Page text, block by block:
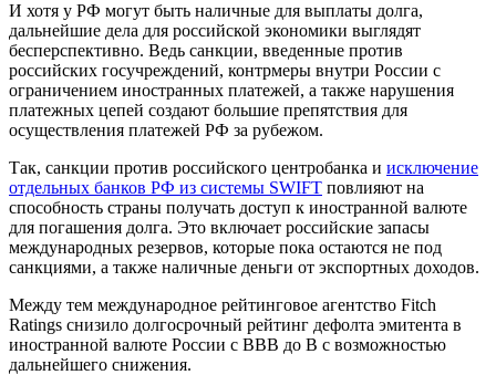
И хотя у РФ могут быть наличные для выплаты долга,
дальнейшие дела для российской экономики выглядят
бесперспективно. Ведь санкции, введенные против
российских госучреждений, контрмеры внутри России с
ограничением иностранных платежей, а также нарушения
платежных цепей создают большие препятствия для
осуществления платежей РФ за рубежом.
Так, санкции против российского центробанка и исключение
отдельных банков РФ из системы SWIFT повлияют на
способность страны получать доступ к иностранной валюте
для погашения долга. Это включает российские запасы
международных резервов, которые пока остаются не под
санкциями, а также наличные деньги от экспортных доходов.
Между тем международное рейтинговое агентство Fitch
Ratings снизило долгосрочный рейтинг дефолта эмитента в
иностранной валюте России с ВВВ до В с возможностью
дальнейшего снижения.